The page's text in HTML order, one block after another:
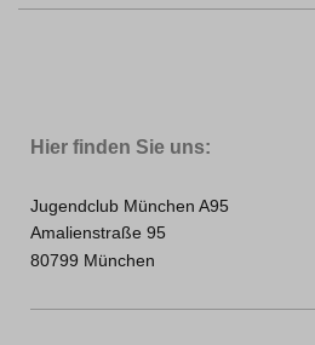
Hier finden Sie uns:
Jugendclub München A95
Amalienstraße 95
80799 München